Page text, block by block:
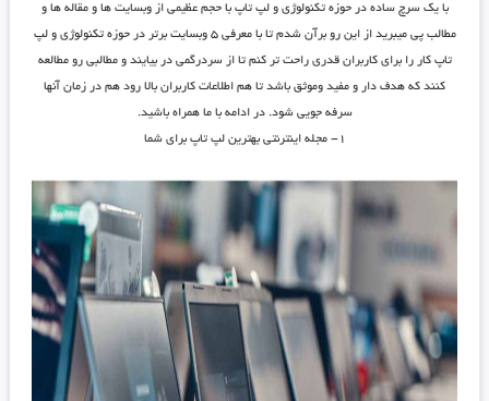
با یک سرچ ساده در حوزه تکنولوژی و لپ تاپ با حجم عظیمی از وبسایت ها و مقاله ها و
مطالب پی میبرید از این رو برآن شدم تا با معرفی ۵ وبسایت برتر در حوزه تکنولوژی و لپ
تاپ کار را برای کاربران قدری راحت تر کنم تا از سردرگمی در بیایند و مطالبی رو مطالعه
کنند که هدف دار و مفید وموثق باشد تا هم اطلاعات کاربران بالا رود هم در زمان آنها
سرفه جویی شود. در ادامه با ما همراه باشید.
۱- مجله اینترنتی بهترین لپ تاپ برای شما